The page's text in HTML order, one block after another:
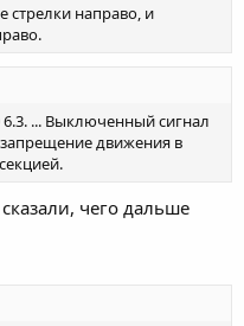
стрелки направо, и
... Выключенный сигнал
движения в
чего дальше